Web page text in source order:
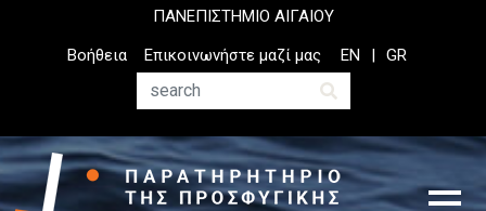
ΠΑΝΕΠΙΣΤΗΜΙΟ ΑΙΓΑΙΟΥ
Top
Header
Βοήθεια
Επικοινωνήστε μαζί μας
Αναζήτηση
EN GR